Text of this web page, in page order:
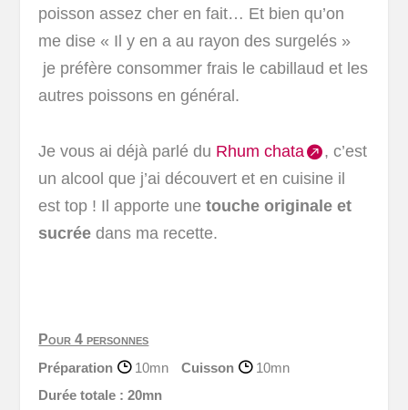
poisson assez cher en fait… Et bien qu’on
me dise « Il y en a au rayon des surgelés »
je préfère consommer frais le cabillaud et les
autres poissons en général.
Je vous ai déjà parlé du Rhum chata
, c’est
un alcool que j’ai découvert et en cuisine il
est top ! Il apporte unetouche originale et
sucrée dans ma recette.
Pour 4 personnes
Préparation
10mn Cuisson
10mn
Durée totale : 20mn